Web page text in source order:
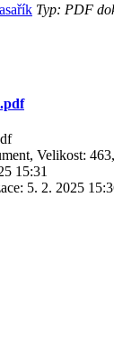
Typ: PDF
Velikost:
15:31
5. 2. 2025